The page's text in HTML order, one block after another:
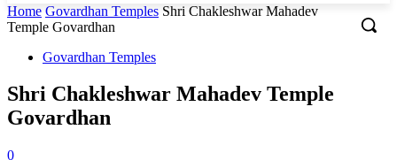
Home Govardhan Temples Shri Chakleshwar Mahadev
Temple Govardhan
Govardhan Temples
Shri Chakleshwar Mahadev Temple
Govardhan
0